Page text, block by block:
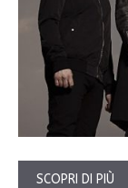
SCOPRI DI PIÙ